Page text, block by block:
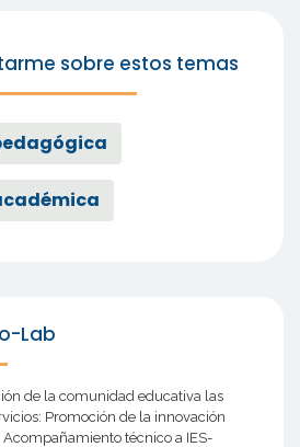
sobre estos temas
Lab
de la comunidad educativa las
Promoción de la innovación
técnico a IES-